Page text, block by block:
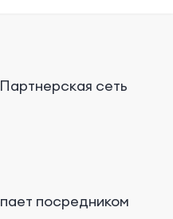
Партнерская сеть
посредником